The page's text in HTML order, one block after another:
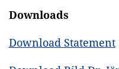
Downloads
Download Statement